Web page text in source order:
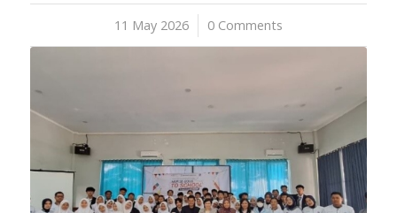
11 May 2026
/ 0 Comments